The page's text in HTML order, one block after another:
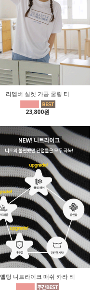
리멤버 실켓 가공 쿨링 티
23,800원
멜팅 니트라이크 매쉬 카라 티